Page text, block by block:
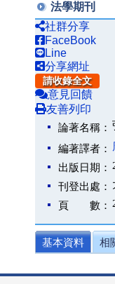
法學期刊
社群分享
FaceBook
Line
分享網址
請收錄全文
意見回饋
友善列印
論著名稱：
編著譯者：
出版日期：
刊登出處：
頁 數：
基本資料 相